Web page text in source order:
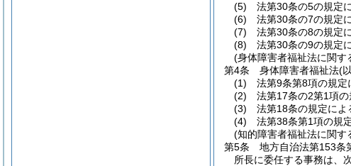
(5)
法第30条の5の規定
(6)
法第30条の7の規定
(7)
法第30条の8の規定
(8)
法第30条の9の規定
(身体障害者福祉法に関す
第4条
身体障害者福祉法(
(1)
法第9条第8項の規定
(2)
法第17条の2第1項の
(3)
法第18条の規定によ
(4)
法第38条第1項の規
(知的障害者福祉法に関す
第5条
地方自治法第153条
所長に委任する事務は、